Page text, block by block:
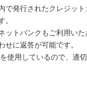
で発行されたクレジッ
。
ットバンクもご利用いた
せに返答が可能です。
使用しているので、適